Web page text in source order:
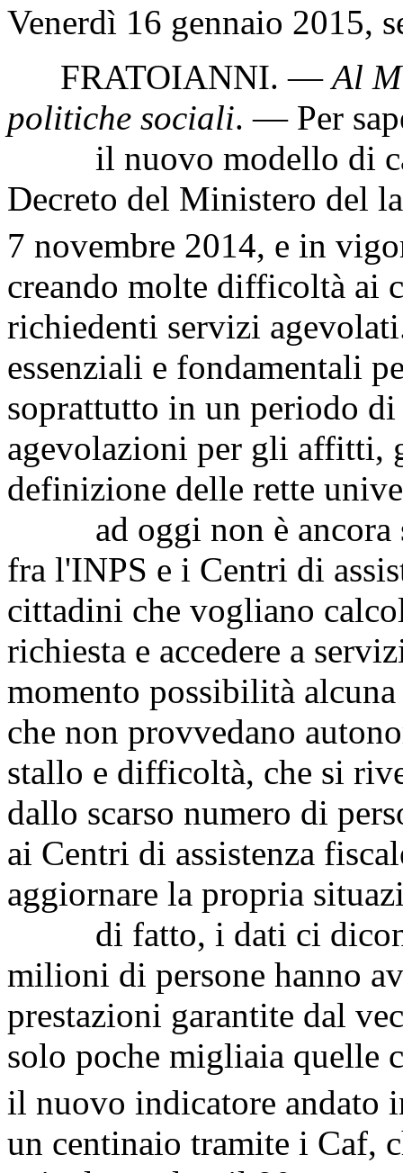
Venerdì 16 gennaio 2015,
FRATOIANNI. —Al
politiche sociali. — Per
il nuovo modello di
Decreto del Ministero del
7 novembre 2014, e in
creando molte difficoltà ai
richiedenti servizi
essenziali e fondamentali
soprattutto in un periodo
agevolazioni per gli affitti,
definizione delle rette
ad oggi non è ancora
fra l'INPS e i Centri di
cittadini che vogliano
richiesta e accedere a
momento possibilità
che non provvedano
stallo e difficoltà, che si
dallo scarso numero di
ai Centri di assistenza
aggiornare la propria
di fatto, i dati ci dicono
milioni di persone hanno
prestazioni garantite dal
solo poche migliaia quelle
il nuovo indicatore andato
un centinaio tramite i Caf,